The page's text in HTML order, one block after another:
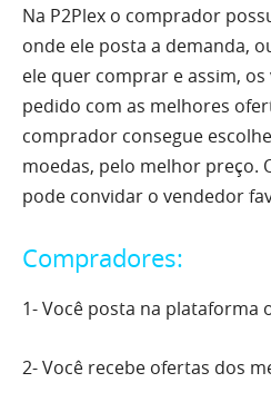
Na P2Plex o comprador
onde ele posta a demanda,
ele quer comprar e assim,
pedido com as melhores
comprador consegue
moedas, pelo melhor preço.
pode convidar o vendedor
Compradores:
1- Você posta na plataforma
2- Você recebe ofertas dos